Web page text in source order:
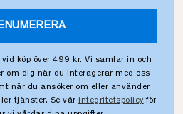
köp över 499 kr. Vi samlar in och
om dig när du interagerar med oss
när du ansöker om eller använder
tjänster. Se vår integritetspolicy för